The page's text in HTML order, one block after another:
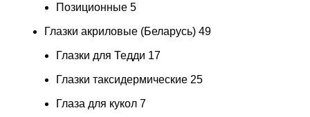
Позиционные 5
Глазки акриловые (Беларусь) 49
Глазки для Тедди 17
Глазки таксидермические 25
Глаза для кукол 7